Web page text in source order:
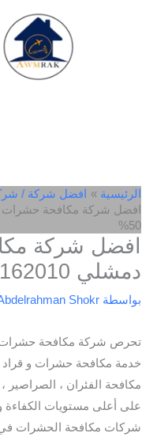
الرئيسية
افضل شركة /
50%
افضل شركة
دمشلي 01033162010- خصم 50%
بواسطة Shokr
تحرص شركة مكافحة
خدمة مكافحة حشرات و
مكافحة الفئران ، الصراصير
على أعلى مستويات الكفاءة
شركات مكافحة الحشرات